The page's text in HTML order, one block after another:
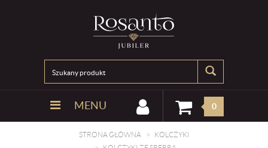
MENU 0
STRONA GŁÓWNA
KOLCZYKI